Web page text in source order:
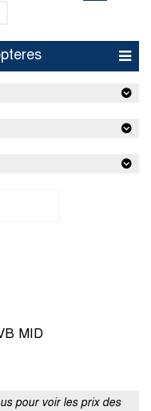
MID
pour voir les prix des